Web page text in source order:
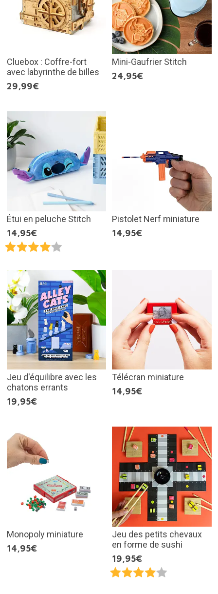
Cluebox : Coffre-fort
avec labyrinthe de billes
29,99€
Mini-Gaufrier Stitch
24,95€
Étui en peluche Stitch
14,95€
Pistolet Nerf miniature
14,95€
Jeu d'équilibre avec les
chatons errants
19,95€
Télécran miniature
14,95€
Monopoly miniature
14,95€
Jeu des petits chevaux
en forme de sushi
19,95€